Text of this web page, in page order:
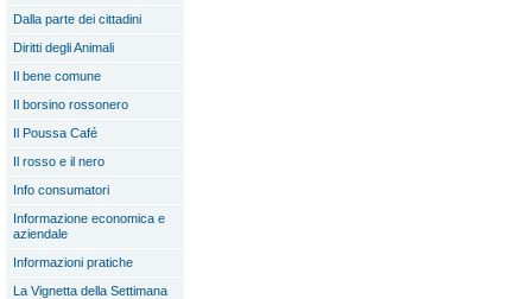
Dalla parte dei cittadini
Diritti degli Animali
Il bene comune
Il borsino rossonero
Il Poussa Café
Il rosso e il nero
Info consumatori
Informazione economica e
aziendale
Informazioni pratiche
La Vignetta della Settimana